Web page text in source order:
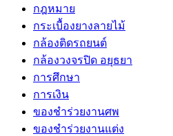
กฎหมาย
กระเบื้องยางลายไม้
กล้องติดรถยนต์
กล้องวงจรปิด อยุธยา
การศึกษา
การเงิน
ของชำร่วยงานศพ
ของชำร่วยงานแต่ง